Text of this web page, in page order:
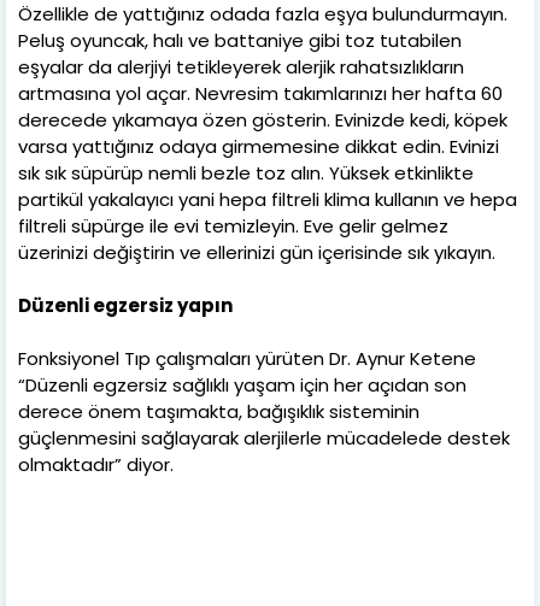
Özellikle de yattığınız odada fazla eşya bulundurmayın.
Peluş oyuncak, halı ve battaniye gibi toz tutabilen
eşyalar da alerjiyi tetikleyerek alerjik rahatsızlıkların
artmasına yol açar. Nevresim takımlarınızı her hafta 60
derecede yıkamaya özen gösterin. Evinizde kedi, köpek
varsa yattığınız odaya girmemesine dikkat edin. Evinizi
sık sık süpürüp nemli bezle toz alın. Yüksek etkinlikte
partikül yakalayıcı yani hepa filtreli klima kullanın ve hepa
filtreli süpürge ile evi temizleyin. Eve gelir gelmez
üzerinizi değiştirin ve ellerinizi gün içerisinde sık yıkayın.
Düzenli egzersiz yapın
Fonksiyonel Tıp çalışmaları yürüten Dr. Aynur Ketene
“Düzenli egzersiz sağlıklı yaşam için her açıdan son
derece önem taşımakta, bağışıklık sisteminin
güçlenmesini sağlayarak alerjilerle mücadelede destek
olmaktadır” diyor.